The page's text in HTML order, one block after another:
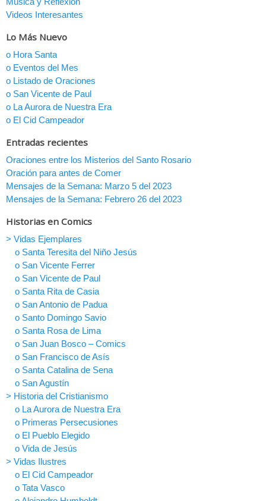
Videos Interesantes
Lo Más Nuevo
o Hora Santa
o Eventos del Mes
o Listado de Oraciones
o San Vicente de Paul
o La Aurora de Nuestra Era
o El Cid Campeador
Entradas recientes
Oraciones entre los Misterios del Santo Rosario
Oración para antes de Comer
Mensajes de la Semana: Marzo 5 del 2023
Mensajes de la Semana: Febrero 26 del 2023
Historias en Comics
> Vidas Ejemplares
o Santa Teresita del Niño Jesús
o San Vicente Ferrer
o San Vicente de Paul
o Santa Rita de Casia
o San Antonio de Padua
o Santo Domingo Savio
o Santa Rosa de Lima
o San Juan Bosco – Comics
o San Francisco de Asís
o Santa Catalina de Sena
o San Agustín
> Historia del Cristianismo
o La Aurora de Nuestra Era
o Primeras Persecusiones
o El Pueblo Elegido
o Vida de Jesús
> Vidas Ilustres
o El Cid Campeador
o Tata Vasco